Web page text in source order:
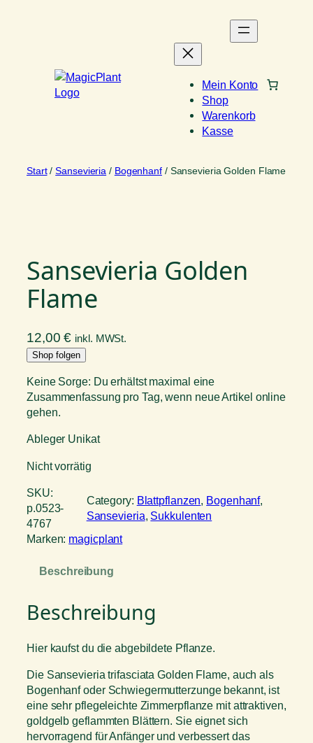
Mein Konto
Shop
Warenkorb
Kasse
Start/Sansevieria / Bogenhanf/ Sansevieria Golden Flame
Sansevieria Golden
Flame
12,00€ inkl. MWSt.
Shop folgen
Keine Sorge: Du erhältst maximal eine
Zusammenfassung pro Tag, wenn neue Artikel online
gehen.
Ableger Unikat
Nicht vorrätig
SKU:
p.0523-
4767
Category: Blattpflanzen, Bogenhanf
Sansevieria, Sukkulenten
Marken: magicplant
Beschreibung
Beschreibung
Hier kaufst du die abgebildete Pflanze.
Die Sansevieria trifasciata Golden Flame, auch als
Bogenhanf oder Schwiegermutterzunge bekannt, ist
eine sehr pflegeleichte Zimmerpflanze mit attraktiven,
goldgelb geflammten Blättern. Sie eignet sich
hervorragend für Anfänger und verbessert das